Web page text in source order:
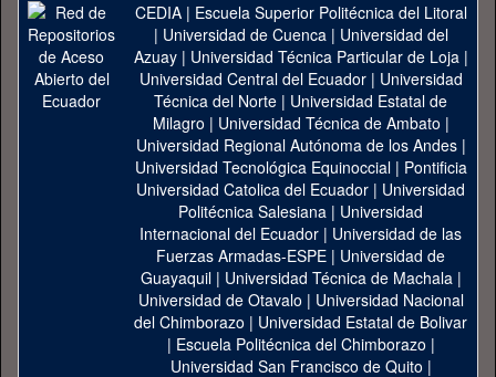
CEDIA| Escuela Superior Politécnica del Litoral
| Universidad de Cuenca| Universidad del
Azuay| Universidad Técnica Particular de Loja|
Universidad Central del Ecuador| Universidad
Técnica del Norte | Universidad Estatal de
Milagro | Universidad Técnica de Ambato |
Universidad Regional Autónoma de los Andes|
Universidad Tecnológica Equinoccial| Pontificia
Universidad Catolica del Ecuador | Universidad
Politécnica Salesiana | Universidad
Internacional del Ecuador | Universidad de las
Fuerzas Armadas-ESPE | Universidad de
Guayaquil| Universidad Técnica de Machala|
Universidad de Otavalo | Universidad Nacional
del Chimborazo | Universidad Estatal de Bolivar
| Escuela Politécnica del Chimborazo |
Universidad San Francisco de Quito |